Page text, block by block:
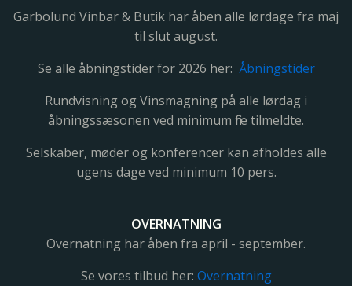
Garbolund Vinbar & Butik har åben alle lørdage fra maj
til slut august.
Se alle åbningstider for 2026 her: Åbningstider
Rundvisning og Vinsmagning på alle lørdag i
åbningssæsonen ved minimum fire tilmeldte.
Selskaber, møder og konferencer kan afholdes alle
ugens dage ved minimum 10 pers.
OVERNATNING
Overnatning har åben fra april - september.
Se vores tilbud her: Overnatning